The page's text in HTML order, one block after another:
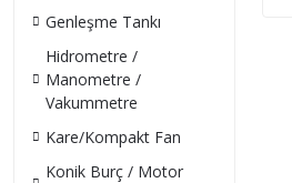
Genleşme Tankı
Hidrometre /
Manometre /
Vakummetre
Kare/Kompakt Fan
Konik Burç / Motor